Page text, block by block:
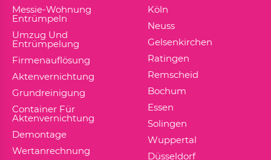
Messie-Wohnung
Entrümpeln
Umzug Und
Entrümpelung
Firmenauflösung
Aktenvernichtung
Grundreinigung
Container Für
Aktenvernichtung
Demontage
Wertanrechnung
Köln
Neuss
Gelsenkirchen
Ratingen
Remscheid
Bochum
Essen
Solingen
Wuppertal
Düsseldorf